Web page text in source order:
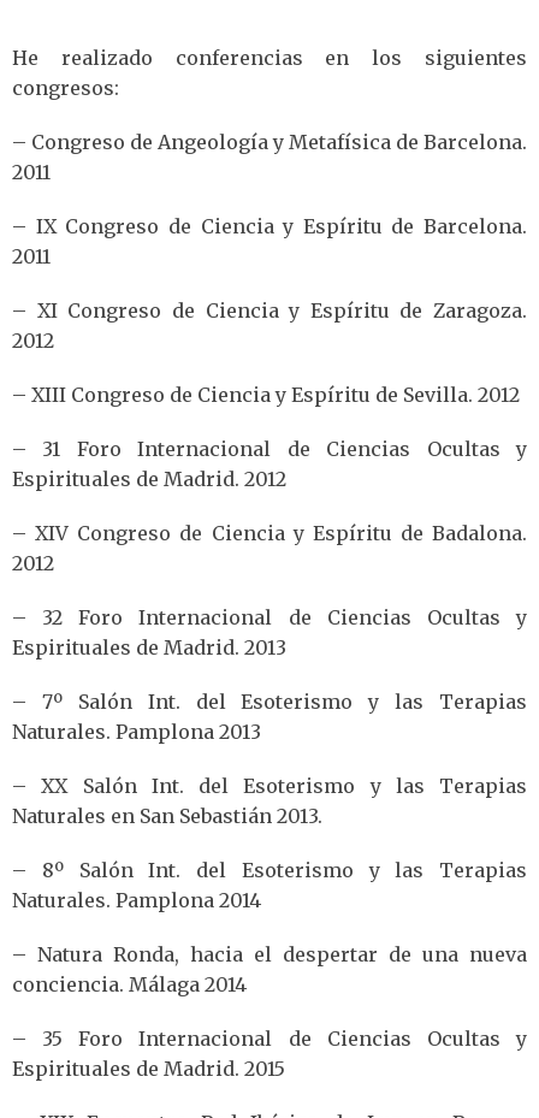
He realizado conferencias en los siguientes
congresos:
– Congreso de Angeología y Metafísica de Barcelona.
2011
– IX Congreso de Ciencia y Espíritu de Barcelona.
2011
– XI Congreso de Ciencia y Espíritu de Zaragoza.
2012
– XIII Congreso de Ciencia y Espíritu de Sevilla. 2012
– 31 Foro Internacional de Ciencias Ocultas y
Espirituales de Madrid. 2012
– XIV Congreso de Ciencia y Espíritu de Badalona.
2012
– 32 Foro Internacional de Ciencias Ocultas y
Espirituales de Madrid. 2013
– 7º Salón Int. del Esoterismo y las Terapias
Naturales. Pamplona 2013
– XX Salón Int. del Esoterismo y las Terapias
Naturales en San Sebastián 2013.
– 8º Salón Int. del Esoterismo y las Terapias
Naturales. Pamplona 2014
– Natura Ronda, hacia el despertar de una nueva
conciencia. Málaga 2014
– 35 Foro Internacional de Ciencias Ocultas y
Espirituales de Madrid. 2015